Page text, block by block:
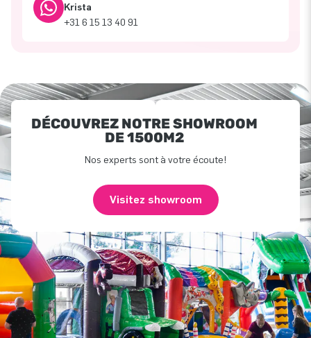
Krista
+31 6 15 13 40 91
DÉCOUVREZ NOTRE SHOWROOM
DE 1500M2
Nos experts sont à votre écoute!
Visitez showroom